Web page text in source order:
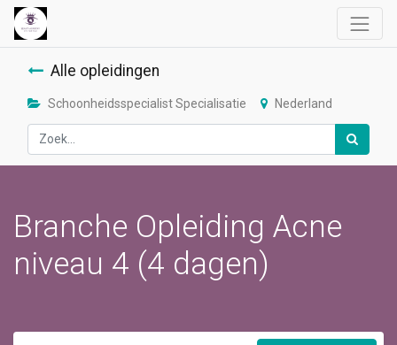
Alle opleidingen
Schoonheidsspecialist Specialisatie Nederland
Branche Opleiding Acne
niveau 4 (4 dagen)